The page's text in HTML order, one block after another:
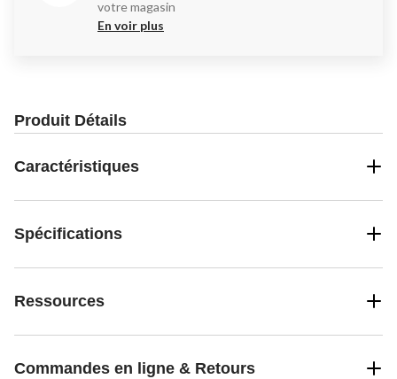
votre magasin
En voir plus
Produit Détails
Caractéristiques
Spécifications
Ressources
Commandes en ligne & Retours